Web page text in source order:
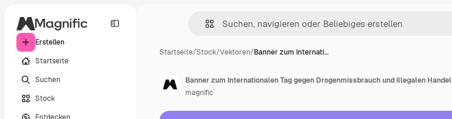
Erstellen
Startseite
Suchen
Stock
Entdecken
Startseite/Stock/Vektoren/Banner zum Internati…
Banner zum Internationalen Tag gegen Drogenmissbrauch und illegalen Handel
magnific